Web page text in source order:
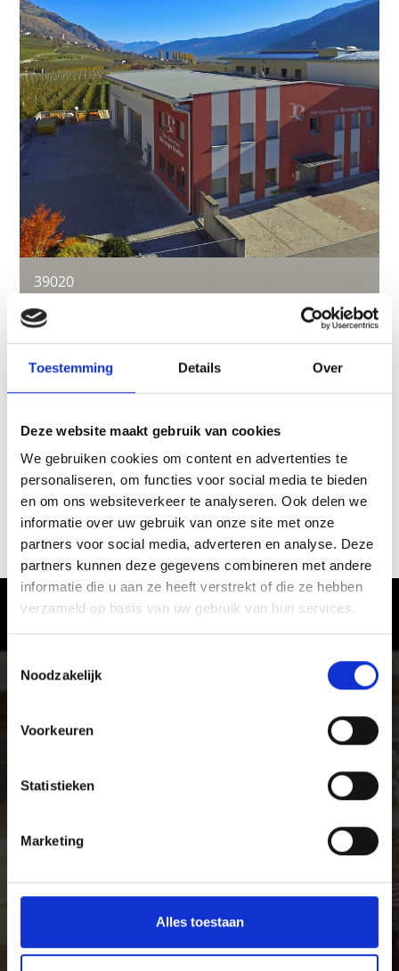
Toestemming Details Over
Deze website maakt gebruik van cookies
We gebruiken cookies om content en advertenties te
personaliseren, om functies voor social media te bieden
en om ons websiteverkeer te analyseren. Ook delen we
informatie over uw gebruik van onze site met onze
partners voor social media, adverteren en analyse. Deze
partners kunnen deze gegevens combineren met andere
informatie die u aan ze heeft verstrekt of die ze hebben
verzameld op basis van uw gebruik van hun services.
Noodzakelijk
Voorkeuren
Statistieken
Marketing
Alles toestaan
39020
www.maler-unterweger.it
T+39 335 834 60 47
terug naar overzicht
WAS DE INHOUD NUTTIG VOOR U?
Ja
No
Het ervaren van genot in Vinschgau
Ervaar de rijkdom van de lokale specialiteiten in het
Vinschgau in Zuid-Tirol, het dal van fijnproevers en